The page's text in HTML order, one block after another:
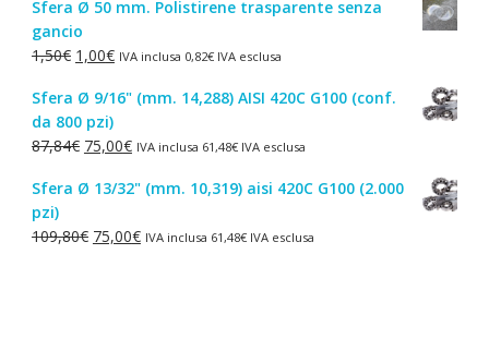
originale
era:
4,30€.
attuale
2,50€.
Sfera Ø 50 mm. Polistirene trasparente senza
gancio
1,50€ Il
originale
era:
1,50€.
1,00€Il
attuale
è:
1,00€.
IVA inclusa 0,82€IVA esclusa
Sfera Ø 9/16" (mm. 14,288) AISI 420C G100 (conf.
da 800 pzi)
87,84€ Il
originale
87,84€.
75,00€Il
attuale
75,00€.
IVA inclusa 61,48€IVA esclusa
Sfera Ø 13/32" (mm. 10,319) aisi 420C G100 (2.000
pzi)
109,80€ Il
75,00€IlIVA inclusa 61,48€IVA esclusa